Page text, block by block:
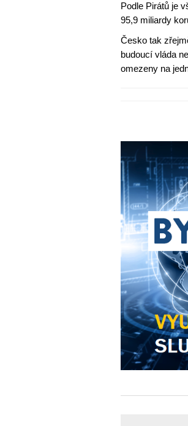
Podle Pirátů je
95,9 miliardy
Česko tak
budoucí vláda
omezeny na